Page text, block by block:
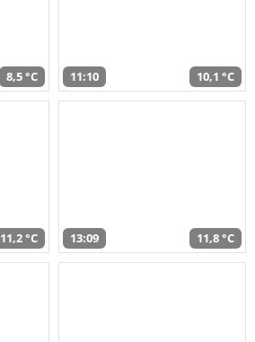
8,5 °C 11:10 10,1 °C
11,2 °C 13:09 11,8 °C